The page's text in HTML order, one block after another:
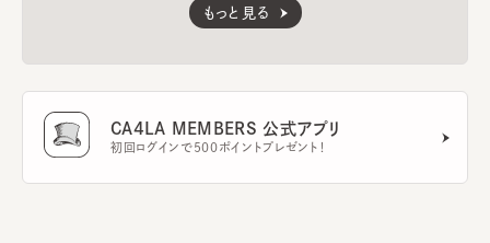
もっと見る
CA4LA MEMBERS 公式アプリ
初回ログインで500ポイントプレゼント！